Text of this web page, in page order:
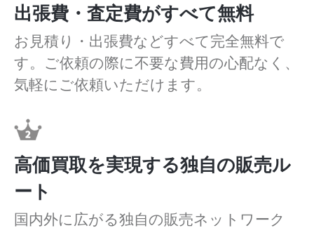
出張費・査定費がすべて無料
お見積り・出張費などすべて完全無料で
す。ご依頼の際に不要な費用の心配なく、
気軽にご依頼いただけます。
高価買取を実現する独自の販売ル
ート
国内外に広がる独自の販売ネットワーク